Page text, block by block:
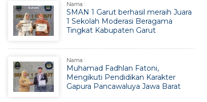
Nama :
SMAN 1 Garut berhasil meraih Juara
1 Sekolah Moderasi Beragama
Tingkat Kabupaten Garut
Nama :
Muhamad Fadhlan Fatoni,
Mengikuti Pendidikan Karakter
Gapura Pancawaluya Jawa Barat